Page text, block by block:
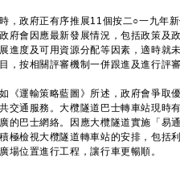
時，政府正有序推展11個按二○一九年
府會因應最新發展情況，包括政策及
進度及可用資源分配等因素，適時就
，按相關評審機制一併跟進及進行評
如《運輸策略藍圖》所述，政府會爭
交通服務。大欖隧道巴士轉車站現時
的巴士網絡。因應大欖隧道實施「易
極檢視大欖隧道轉車站的安排，包括
場位置進行工程，讓行車更暢順。